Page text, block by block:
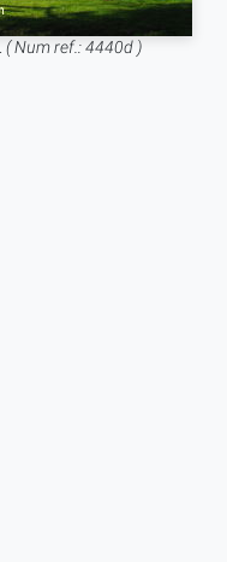
( Num ref.: 4440d )